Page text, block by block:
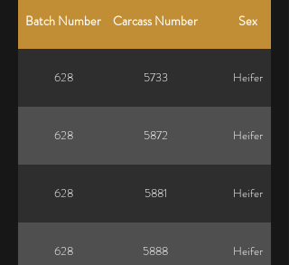
Batch Number Carcass Number Sex
628 5733 Heifer
628 5872 Heifer
628 5881 Heifer
628 5888 Heifer